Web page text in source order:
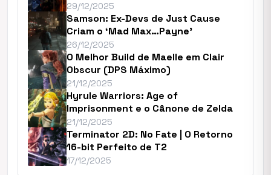
29/12/2025
Samson: Ex-Devs de Just Cause
Criam o ‘Mad Max…Payne’
26/12/2025
O Melhor Build de Maelle em Clair
Obscur (DPS Máximo)
21/12/2025
Hyrule Warriors: Age of
Imprisonment e o Cânone de Zelda
21/12/2025
Terminator 2D: No Fate | O Retorno
16-bit Perfeito de T2
17/12/2025